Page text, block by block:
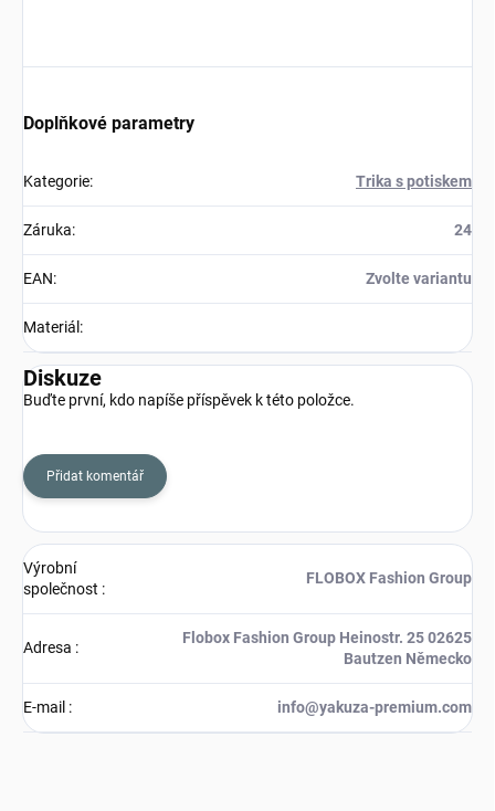
Doplňkové parametry
Kategorie: Trika s potiskem
Záruka: 24
EAN: Zvolte variantu
Materiál :
Diskuze
Buďte první, kdo napíše příspěvek k této položce.
Přidat komentář
Výrobní
společnost :
FLOBOX Fashion Group
Adresa :
Flobox Fashion Group Heinostr. 25 02625
Bautzen Německo
E-mail : info@yakuza-premium.com